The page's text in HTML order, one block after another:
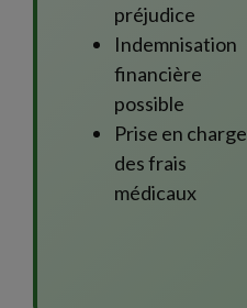
préjudice
Indemnisation
financière
possible
Prise en charge
des frais
médicaux